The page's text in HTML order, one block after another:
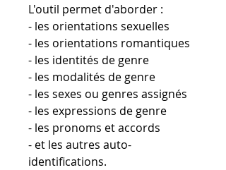
L'outil permet d'aborder :
- les orientations sexuelles
- les orientations romantiques
- les identités de genre
- les modalités de genre
- les sexes ou genres assignés
- les expressions de genre
- les pronoms et accords
- et les autres auto-
identifications.